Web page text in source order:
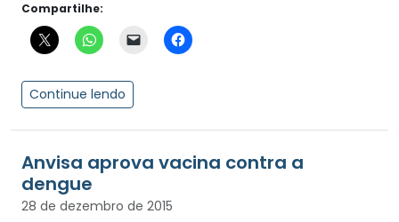
Compartilhe:
Continue lendo
Anvisa aprova vacina contra a
dengue
28 de dezembro de 2015